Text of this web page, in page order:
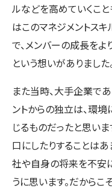
ルなどを高めていくこ
はこのマネジメントス
で、メンバーの成長をよ
という想いがありました
また当時、大手企業で
ントからの独立は、環
じるものだったと思い
口にしたりすることは
社や自身の将来を不安
うに思います。だからこ